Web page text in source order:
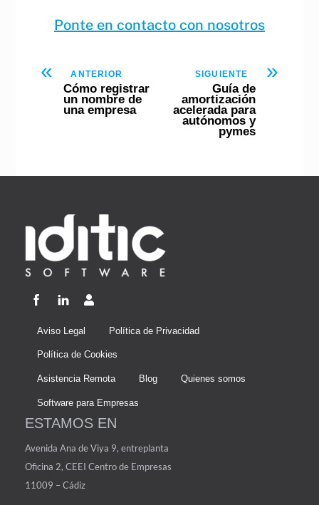
Ponte en contacto con nosotros
« ANTERIOR
Cómo registrar
un nombre de
una empresa
»
SIGUIENTE
Guía de
amortización
acelerada para
autónomos y
pymes
Aviso Legal Política de Privacidad
Política de Cookies
Asistencia Remota Blog Quienes somos
Software para Empresas
ESTAMOS EN
Avenida Ana de Viya 9, entreplanta
Oficina 2, CEEI Centro de Empresas
11009 – Cádiz